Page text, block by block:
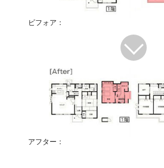
ビフォア：
アフター：